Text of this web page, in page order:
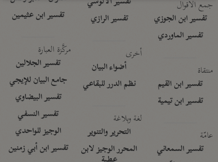
جمع الأقوال
تفسير ابن الجوزي
تفسير الماوردي
منتقاة
تفسير ابن القيم
تفسير ابن تيمية
عامّة
تفسير السمعاني
تفسير الرازي
أخرى
أضواء البيان
نظم الدرر للبقاعي
لغة وبلاغة
التحرير والتنوير
المحرر الوجيز لابن
تفسير ابن عثيمين
مركَّزة العبارة
تفسير الجلالين
جامع البيان للإيجي
تفسير البيضاوي
تفسير النسفي
الوجيز للواحدي
تفسير ابن أبي زمنين